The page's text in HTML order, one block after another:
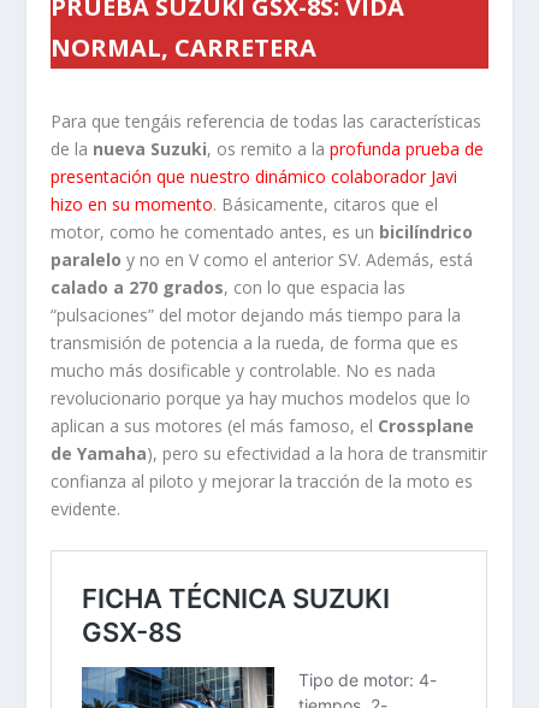
PRUEBA SUZUKI GSX-8S: VIDA
NORMAL, CARRETERA
Para que tengáis referencia de todas las características
de la nueva Suzuki, os remito a laprofunda prueba de
presentación que nuestro dinámico colaborador Javi
hizo en su momento. Básicamente, citaros que el
motor, como he comentado antes, es un bicilíndrico
paraleloy no en V como el anterior SV. Además, está
calado a 270 grados, con lo que espacia las
“pulsaciones” del motor dejando más tiempo para la
transmisión de potencia a la rueda, de forma que es
mucho más dosificable y controlable. No es nada
revolucionario porque ya hay muchos modelos que lo
aplican a sus motores (el más famoso, el Crossplane
de Yamaha), pero su efectividad a la hora de transmitir
confianza al piloto y mejorar la tracción de la moto es
evidente.